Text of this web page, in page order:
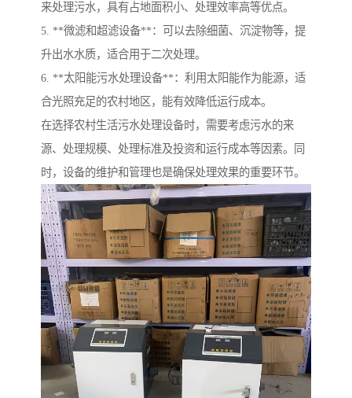
来处理污水，具有占地面积小、处理效率高等优点。
5. **微滤和超滤设备**：可以去除细菌、沉淀物等，提
升出水水质，适合用于二次处理。
6. **太阳能污水处理设备**：利用太阳能作为能源，适
合光照充足的农村地区，能有效降低运行成本。
在选择农村生活污水处理设备时，需要考虑污水的来
源、处理规模、处理标准及投资和运行成本等因素。同
时，设备的维护和管理也是确保处理效果的重要环节。